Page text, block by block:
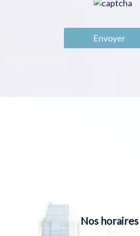
Envoyer
Nos horaires